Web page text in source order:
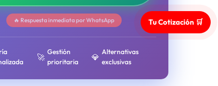
🔥 Respuesta inmediata por WhatsApp
🚀
Gestión
prioritaria
💎
Alternativas
exclusivas
Tu Cotización 🛒